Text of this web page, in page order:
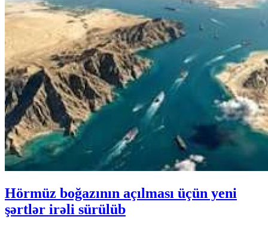
Hörmüz boğazının açılması üçün yeni
şərtlər irəli sürülüb